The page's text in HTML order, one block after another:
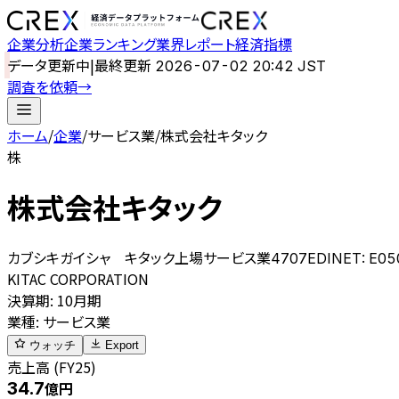
企業分析企業ランキング業界レポート経済指標
データ更新中|最終更新 2026-07-02 20:42 JST
調査を依頼→
ホーム/企業/サービス業/株式会社キタック
株
株式会社キタック
カブシキガイシャ キタック 上場サービス業4707EDINET:
KITAC CORPORATION
決算期: 10月期
業種: サービス業
ウォッチ Export
売上高 (FY25)
34.7億円